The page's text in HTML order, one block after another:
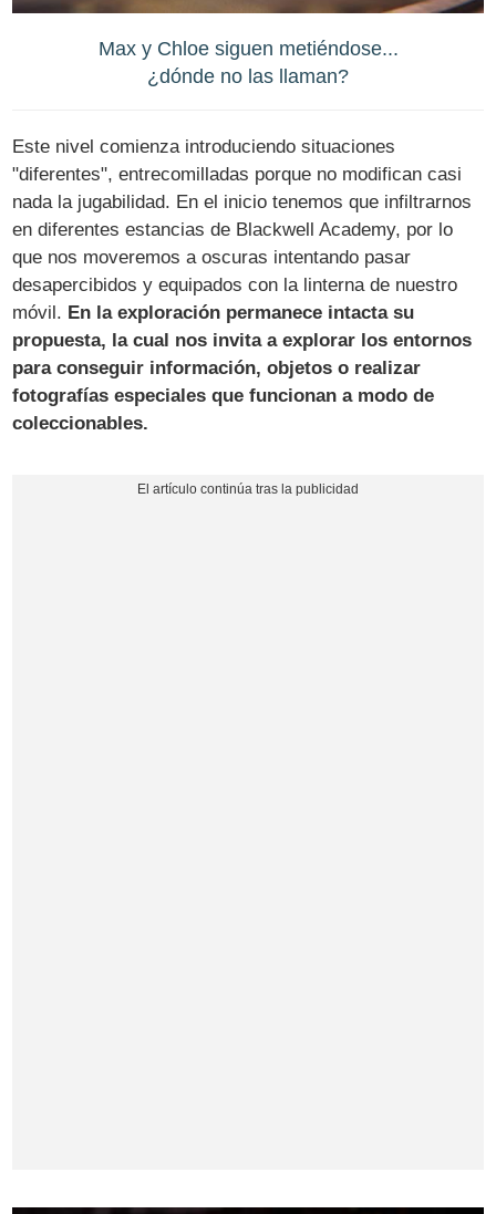
Max y Chloe siguen metiéndose...
¿dónde no las llaman?
Este nivel comienza introduciendo situaciones
"diferentes", entrecomilladas porque no modifican casi
nada la jugabilidad. En el inicio tenemos que infiltrarnos
en diferentes estancias de Blackwell Academy, por lo
que nos moveremos a oscuras intentando pasar
desapercibidos y equipados con la linterna de nuestro
móvil. En la exploración permanece intacta su
propuesta, la cual nos invita a explorar los entornos
para conseguir información, objetos o realizar
fotografías especiales que funcionan a modo de
coleccionables.